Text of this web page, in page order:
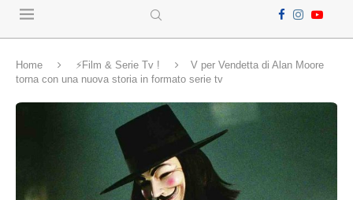
Home ⚡️Film & Serie Tv !
V per Vendetta di Alan Moore
torna con una nuova storia in formato serie tv